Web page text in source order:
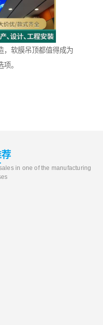
，软膜吊顶都值得成为
。
in one of the manufacturing